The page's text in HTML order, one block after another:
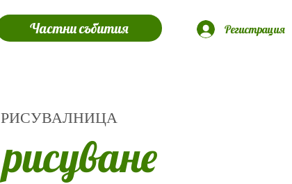
Частни събития Регистрация
РИСУВАЛНИЦА